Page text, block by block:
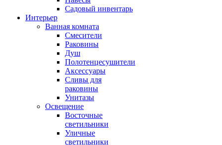
Садовый инвентарь
Интерьер
Ванная комната
Смесители
Раковины
Душ
Полотенцесушители
Аксессуары
Сливы для
раковины
Унитазы
Освещение
Восточные
светильники
Уличные
светильники